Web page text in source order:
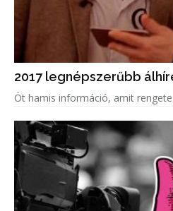
2017 legnépszerűbb
Öt hamis információ, amit